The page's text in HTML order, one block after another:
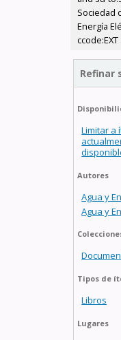
Sociedad
Energía
Refinar
Limitar a
Autores
Agua y
Agua y
Tipos de
Libros
Lugares